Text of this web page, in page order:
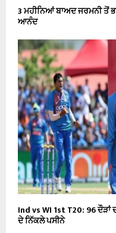
3 ਮਹੀਨਿਆਂ ਬਾਅਦ ਜਰਮਨੀ ਤੋਂ
ਆਨੰਦ
Ind vs WI 1st T20: 96
ਦੇ ਨਿੱਕਲੇ ਪਸੀਨੇ